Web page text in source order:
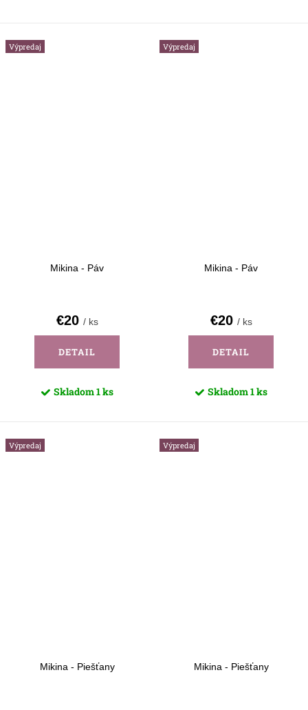
Výpredaj
Mikina - Páv
€20 / ks
DETAIL
Skladom1 ks
Výpredaj
Mikina - Páv
€20 / ks
DETAIL
Skladom1 ks
Výpredaj
Mikina - Piešťany
Výpredaj
Mikina - Piešťany